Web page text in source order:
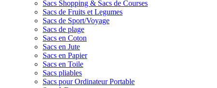
Sacs Shopping & Sacs de Courses
Sacs de Fruits et Legumes
Sacs de Sport/Voyage
Sacs de plage
Sacs en Coton
Sacs en Jute
Sacs en Papier
Sacs en Toile
Sacs pliables
Sacs pour Ordinateur Portable